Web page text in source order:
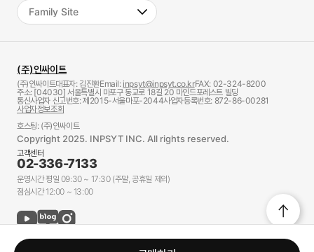
(주)인싸이트
(주)인싸이트대표자: 김진환Email: inpsyt@inpsyt.co.krFAX: 02-324-8200
주소: [04030] 서울특별시 마포구 동교로 18길 20 마인드포레스트 빌딩
통신사업자 신고번호: 제2015-서울마포-2044사업자등록번호: 872-86-00281
사업자정보조회
호스팅: (주)인싸이트
Copyright 2025. INPSYT INC. All rights reserved.
고객센터
02-336-7133
운영시간 평일 09:30 ~ 17:30 (주말, 공휴일 제외)
점심시간 12:00 ~ 13:00